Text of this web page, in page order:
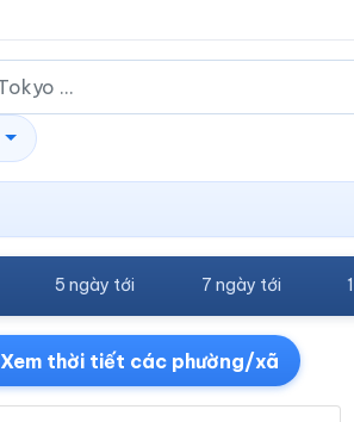
5 ngày tới 7 ngày tới
Xem thời tiết các phường/xã